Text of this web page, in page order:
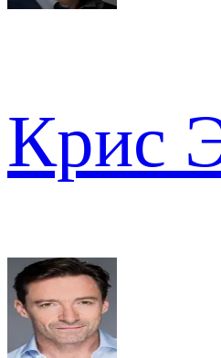
Крис